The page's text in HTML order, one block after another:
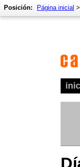
Posición: Página inicial >